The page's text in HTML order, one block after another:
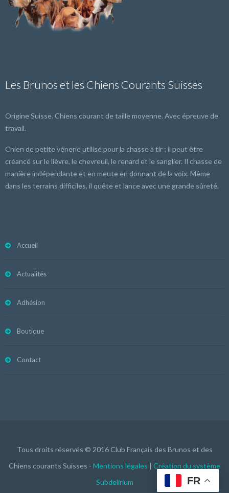
Les Brunos et les Chiens Courants Suisses
Origine Suisse. Chiens courant de taille moyenne. Avec épreuve de
travail.
Chien de petite vénerie utilisé pour la chasse à tir ; il peut être
créancé sur le lièvre, le chevreuil, le renard et le sanglier. Il chasse de
manière indépendante et en meute en donnant de la voix. Même
dans les terrains difficiles, il quête et lance avec une grande sûreté.
Accueil
Actualités
Adhésion
Boutique
Contact
Tous droits réservés © 2016 Club Français des Brunos et des
Chiens courants Suisses - Mentions légales | Création du système
Subdelirium
FR